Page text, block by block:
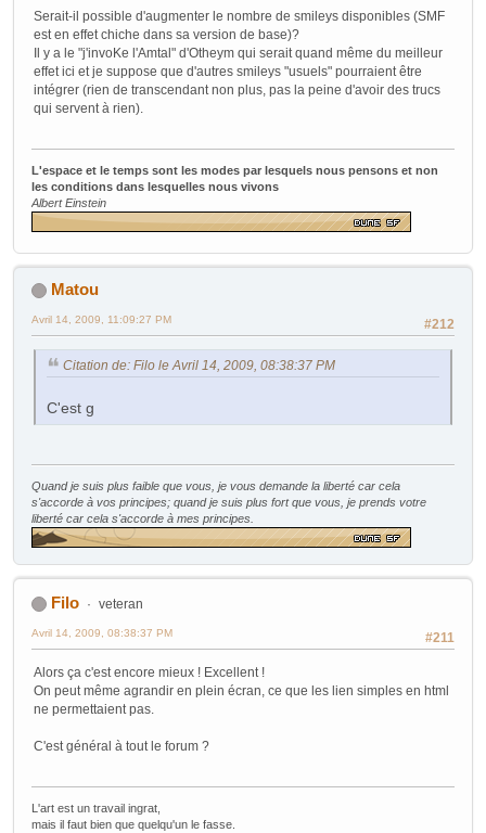
Serait-il possible d'augmenter le nombre de smileys disponibles (SMF
est en effet chiche dans sa version de base)?
Il y a le "j'invoKe l'Amtal" d'Otheym qui serait quand même du meilleur
effet ici et je suppose que d'autres smileys "usuels" pourraient être
intégrer (rien de transcendant non plus, pas la peine d'avoir des trucs
qui servent à rien).
L'espace et le temps sont les modes par lesquels nous pensons et non
les conditions dans lesquelles nous vivons
Albert Einstein
Matou
#212
Avril 14, 2009, 11:09:27 PM
Citation de: Filo le Avril 14, 2009, 08:38:37 PM
C'est g
Quand je suis plus faible que vous, je vous demande la liberté car cela
s'accorde à vos principes; quand je suis plus fort que vous, je prends votre
liberté car cela s'accorde à mes principes.
Filo veteran
#211
Avril 14, 2009, 08:38:37 PM
Alors ça c'est encore mieux ! Excellent !
On peut même agrandir en plein écran, ce que les lien simples en html
ne permettaient pas.
C'est général à tout le forum ?
L'art est un travail ingrat,
mais il faut bien que quelqu'un le fasse.